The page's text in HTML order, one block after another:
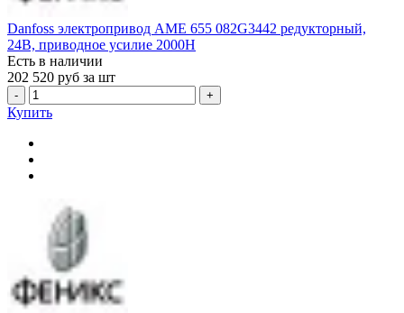
Danfoss электропривод AME 655 082G3442 редукторный,
24В, приводное усилие 2000Н
Есть в наличии
202 520 руб за шт
- +
Купить